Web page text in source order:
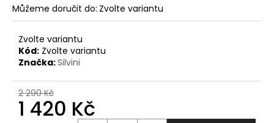
Můžeme doručit do: Zvolte variantu
Zvolte variantu
Kód: Zvolte variantu
Značka:Silvini
2 290 Kč
1 420 Kč
D
o
p
o
u
č
u